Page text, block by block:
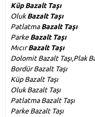
Küp Bazalt Taşı
OlukBazalt Taşı
PatlatmaBazalt Taşı
ParkeBazalt Taşı
MıcırBazalt Taşı
Dolomit Bazalt Taşı,Plak
Bordür Bazalt Taşı
Küp Bazalt Taşı
Oluk Bazalt Taşı
Patlatma Bazalt Taşı
Parke Bazalt Taşı